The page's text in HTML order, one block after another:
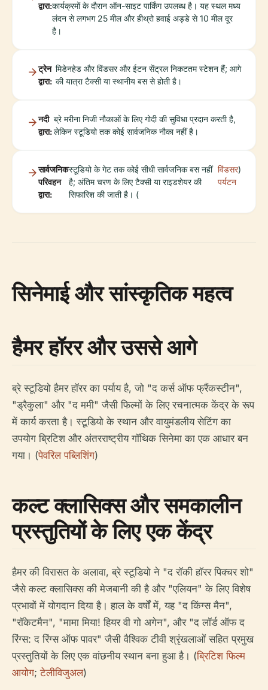
द्वारा:कार्यक्रमों के दौरान ऑन-साइट पार्किंग उपलब्ध है। यह स्थल मध्य
लंदन से लगभग 25 मील और हीथ्रो हवाई अड्डे से 10 मील दूर
है।
ट्रेन
द्वारा:
मिडेनहेड और विंडसर और ईटन सेंट्रल निकटतम स्टेशन हैं; आगे
की यात्रा टैक्सी या स्थानीय बस से होती है।
नदी
द्वारा:
ब्रे मरीना निजी नौकाओं के लिए गोदी की सुविधा प्रदान करती है,
लेकिन स्टूडियो तक कोई सार्वजनिक नौका नहीं है।
सार्वजनिक
परिवहन
द्वारा:
स्टूडियो के गेट तक कोई सीधी सार्वजनिक बस नहीं
है; अंतिम चरण के लिए टैक्सी या राइडशेयर की
सिफारिश की जाती है। (
विंडसर
पर्यटन
)
सिनेमाई और सांस्कृतिक महत्व
हैमर हॉरर और उससे आगे
ब्रे स्टूडियो हैमर हॉरर का पर्याय है, जो "द कर्स ऑफ फ्रैंकस्टीन",
"ड्रैकुला" और "द ममी" जैसी फिल्मों के लिए रचनात्मक केंद्र के रूप
में कार्य करता है। स्टूडियो के स्थान और वायुमंडलीय सेटिंग का
उपयोग ब्रिटिश और अंतरराष्ट्रीय गॉथिक सिनेमा का एक आधार बन
गया। (पेवरिल पब्लिशिंग)
कल्ट क्लासिक्स और समकालीन
प्रस्तुतियों के लिए एक केंद्र
हैमर की विरासत के अलावा, ब्रे स्टूडियो ने "द रॉकी हॉरर पिक्चर शो"
जैसे कल्ट क्लासिक्स की मेजबानी की है और "एलियन" के लिए विशेष
प्रभावों में योगदान दिया है। हाल के वर्षों में, यह "द किंग्स मैन",
"रॉकेटमैन", "मामा मिया! हियर वी गो अगेन", और "द लॉर्ड ऑफ द
रिंग्स: द रिंग्स ऑफ पावर" जैसी वैश्विक टीवी श्रृंखलाओं सहित प्रमुख
प्रस्तुतियों के लिए एक वांछनीय स्थान बना हुआ है। (ब्रिटिश फिल्म
आयोग;टेलीविजुअल)